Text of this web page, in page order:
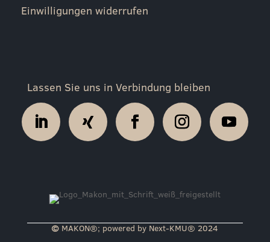
Einwilligungen widerrufen
Lassen Sie uns in Verbindung bleiben
© MAKON®; powered by Next-KMU​® 2024